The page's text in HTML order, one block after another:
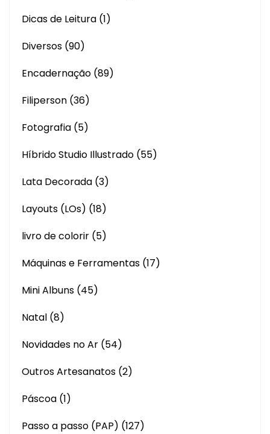
Dicas de Leitura (1)
Diversos (90)
Encadernação (89)
Filiperson (36)
Fotografia (5)
Híbrido Studio Illustrado (55)
Lata Decorada (3)
Layouts (LOs) (18)
livro de colorir (5)
Máquinas e Ferramentas (17)
Mini Albuns (45)
Natal (8)
Novidades no Ar (54)
Outros Artesanatos (2)
Páscoa (1)
Passo a passo (PAP) (127)